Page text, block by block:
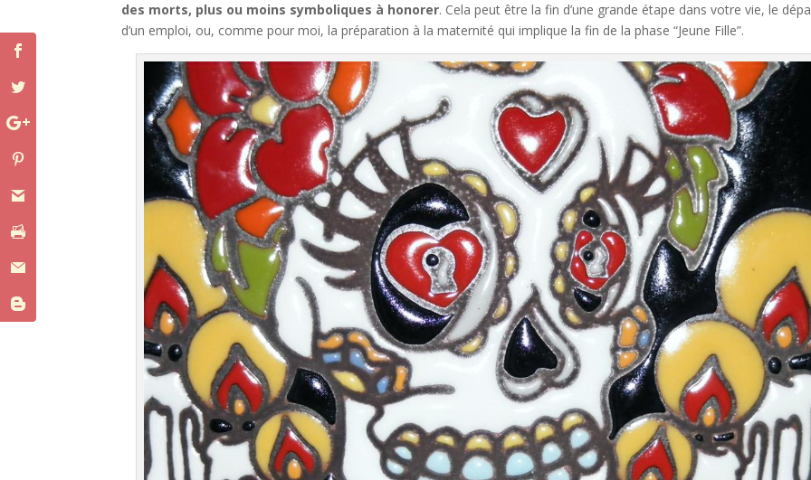
des morts, plus ou moins symboliques à honorer. Cela peut être la fin d’une grande étape dans votre vie, le
d’un emploi, ou, comme pour moi, la préparation à la maternité qui implique la fin de la phase “Jeune Fille”.